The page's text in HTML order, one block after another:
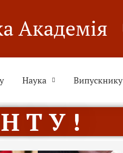
Академія
Наука Випускнику
Т У !